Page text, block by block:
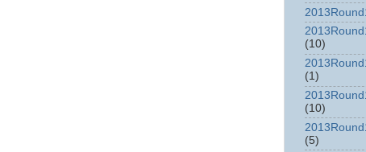
(10)
(1)
(10)
(5)